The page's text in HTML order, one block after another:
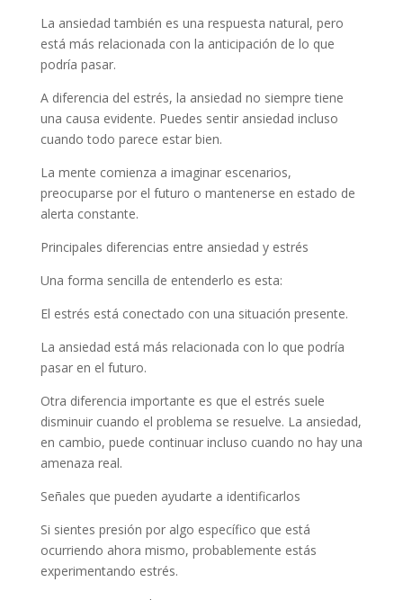
La ansiedad también es una respuesta natural, pero
está más relacionada con la anticipación de lo que
podría pasar.
A diferencia del estrés, la ansiedad no siempre tiene
una causa evidente. Puedes sentir ansiedad incluso
cuando todo parece estar bien.
La mente comienza a imaginar escenarios,
preocuparse por el futuro o mantenerse en estado de
alerta constante.
Principales diferencias entre ansiedad y estrés
Una forma sencilla de entenderlo es esta:
El estrés está conectado con una situación presente.
La ansiedad está más relacionada con lo que podría
pasar en el futuro.
Otra diferencia importante es que el estrés suele
disminuir cuando el problema se resuelve. La ansiedad,
en cambio, puede continuar incluso cuando no hay una
amenaza real.
Señales que pueden ayudarte a identificarlos
Si sientes presión por algo específico que está
ocurriendo ahora mismo, probablemente estás
experimentando estrés.